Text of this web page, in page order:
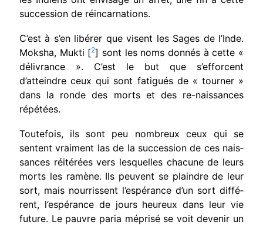
succession de réincarnations.
C’est à s’en libérer que visent les Sages de l’Inde.
Moksha, Mukti [2] sont les noms donnés à cette «
délivrance ». C’est le but que s’efforcent
d’atteindre ceux qui sont fatigués de « tourner »
dans la ronde des morts et des re-naissances
répétées.
Toutefois, ils sont peu nombreux ceux qui se
sentent vraiment las de la succession de ces nais­
sances réitérées vers lesquelles chacune de leurs
morts les ramène. Ils peuvent se plaindre de leur
sort, mais nourrissent l’espérance d’un sort diffé­
rent, l’espérance de jours heureux dans leur vie
future. Le pauvre paria méprisé se voit devenir un